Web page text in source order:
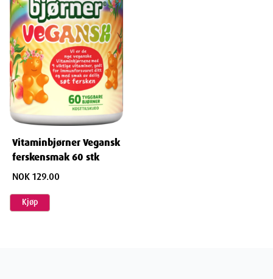
Weight
Vitaminbjørner Vegansk
ferskensmak 60 stk
NOK 129.00
Kjøp